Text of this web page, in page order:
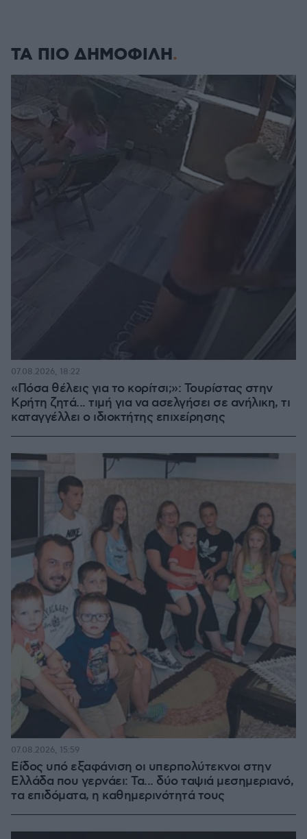
ΤΑ ΠΙΟ ΔΗΜΟΦΙΛΗ
«Πόσα θέλεις για το κορίτσι;»: Τουρίστας στην
Κρήτη ζητά... τιμή για να ασελγήσει σε ανήλικη, τι
καταγγέλλει ο ιδιοκτήτης επιχείρησης
07.08.2026, 18:22
Είδος υπό εξαφάνιση οι υπερπολύτεκνοι στην
Ελλάδα που γερνάει: Τα... δύο ταψιά μεσημεριανό,
τα επιδόματα, η καθημερινότητά τους
07.08.2026, 15:59